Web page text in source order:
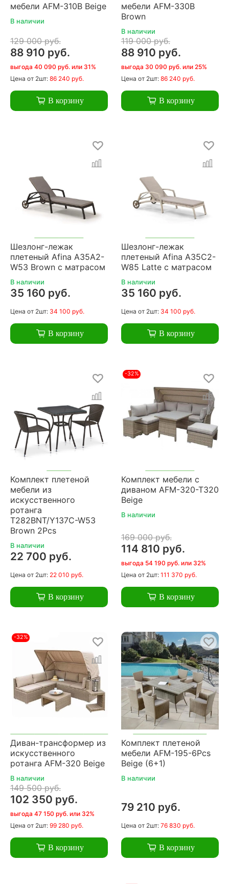
мебели AFM-310B Beige
В наличии
129 000 руб.
88 910 руб.
выгода 40 090 руб. или 31%
Цена от 2шт: 86 240 руб.
В корзину
мебели AFM-330B
Brown
В наличии
119 000 руб.
88 910 руб.
выгода 30 090 руб. или 25%
Цена от 2шт: 86 240 руб.
В корзину
Шезлонг-лежак
плетеный Afina A35A2-
W53 Brown с матрасом
В наличии
35 160 руб.
Цена от 2шт: 34 100 руб.
В корзину
Шезлонг-лежак
плетеный Afina A35C2-
W85 Latte с матрасом
В наличии
35 160 руб.
Цена от 2шт: 34 100 руб.
В корзину
Комплект плетеной
мебели из
искусственного
ротанга
T282BNT/Y137C-W53
Brown 2Pcs
В наличии
22 700 руб.
Цена от 2шт: 22 010 руб.
В корзину
-32%
Комплект мебели с
диваном AFM-320-T320
Beige
В наличии
169 000 руб.
114 810 руб.
выгода 54 190 руб. или 32%
Цена от 2шт: 111 370 руб.
В корзину
-32%
Диван-трансформер из
искусственного
ротанга AFM-320 Beige
В наличии
149 500 руб.
102 350 руб.
выгода 47 150 руб. или 32%
Цена от 2шт: 99 280 руб.
В корзину
Комплект плетеной
мебели AFM-195-6Pcs
Beige (6+1)
В наличии
79 210 руб.
Цена от 2шт: 76 830 руб.
В корзину